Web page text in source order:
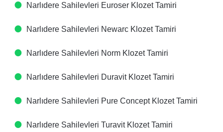
Narlıdere Sahilevleri Euroser Klozet Tamiri
Narlıdere Sahilevleri Newarc Klozet Tamiri
Narlıdere Sahilevleri Norm Klozet Tamiri
Narlıdere Sahilevleri Duravit Klozet Tamiri
Narlıdere Sahilevleri Pure Concept Klozet Tamiri
Narlıdere Sahilevleri Turavit Klozet Tamiri